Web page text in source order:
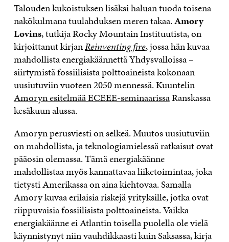
Talouden kukoistuksen lisäksi haluan tuoda toisena
nakökulmana tuulahduksen meren takaa.Amory
Lovins, tutkija Rocky Mountain Instituutista, on
kirjoittanut kirjanReinventing fire, jossa hän kuvaa
mahdollista energiakäännettä Yhdysvalloissa –
siirtymistä fossiilisista polttoaineista kokonaan
uusiutuviin vuoteen 2050 mennessä. Kuuntelin
Amoryn esitelmää ECEEE-seminaarissaRanskassa
kesäkuun alussa.
Amoryn perusviesti on selkeä. Muutos uusiutuviin
on mahdollista, ja teknologiamielessä ratkaisut ovat
pääosin olemassa. Tämä energiakäänne
mahdollistaa myös kannattavaa liiketoimintaa, joka
tietysti Amerikassa on aina kiehtovaa. Samalla
Amory kuvaa erilaisia riskejä yrityksille, jotka ovat
riippuvaisia fossiilisista polttoaineista. Vaikka
energiakäänne ei Atlantin toisella puolella ole vielä
käynnistynyt niin vauhdikkaasti kuin Saksassa, kirja